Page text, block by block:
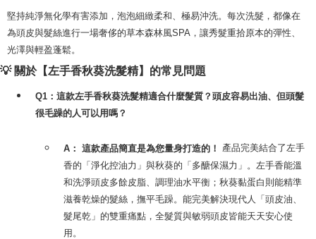
堅持純淨無化學有害添加，泡泡細緻柔和、極易沖洗。每次洗髮，都像在
為頭皮與髮絲進行一場奢侈的草本森林風SPA，讓秀髮重拾原本的彈性、
光澤與輕盈蓬鬆。
💡 關於【左手香秋葵洗髮精】的常見問題
Q1：這款左手香秋葵洗髮精適合什麼髮質？頭皮容易出油、但頭髮
很毛躁的人可以用嗎？
A： 這款產品簡直是為您量身打造的！
產品完美結合了左手
香的「淨化控油力」與秋葵的「多醣保濕力」。左手香能溫
和洗淨頭皮多餘皮脂、調理油水平衡；秋葵黏蛋白則能精準
滋養乾燥的髮絲，撫平毛躁。能完美解決現代人「頭皮油、
髮尾乾」的雙重痛點，全髮質與敏弱頭皮皆能天天安心使
用。